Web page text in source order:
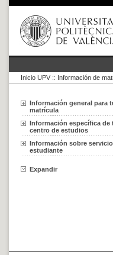
Inicio UPV :: Información de
Información general para
matrícula
Información específica de
centro de estudios
Información sobre
estudiante
Expandir